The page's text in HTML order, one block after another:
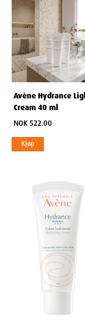
Avène Hydrance
Cream 40 ml
NOK 522.00
Kjøp